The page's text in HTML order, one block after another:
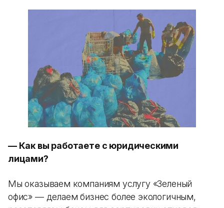
— Как вы работаете с юридическими
лицами?
Мы оказываем компаниям услугу «Зеленый
офис» — делаем бизнес более экологичным,